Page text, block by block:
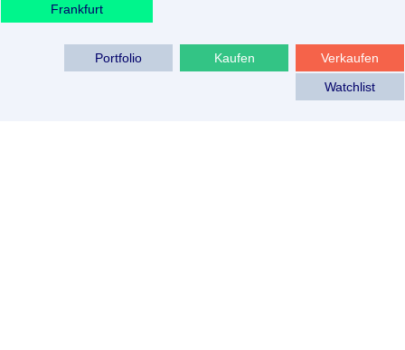
Frankfurt
Verkaufen
Kaufen
Portfolio
Watchlist